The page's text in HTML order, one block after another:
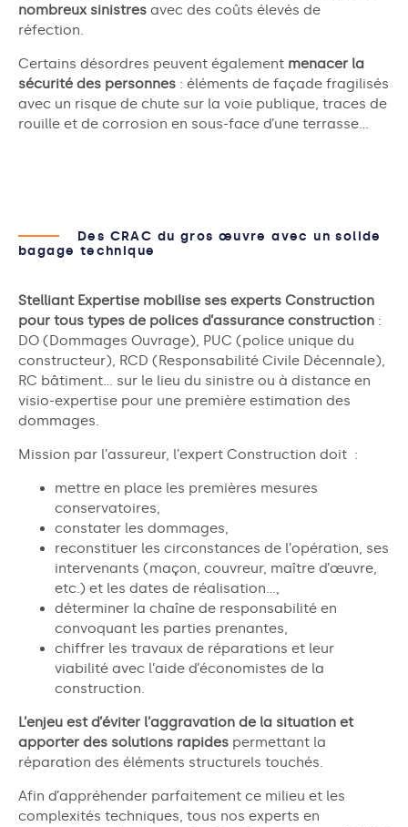
nombreux sinistres avec des coûts élevés de
réfection.
Certains désordres peuvent également menacer la
sécurité des personnes : éléments de façade fragilisés
avec un risque de chute sur la voie publique, traces de
rouille et de corrosion en sous-face d’une terrasse…
Des CRAC du gros œuvre avec un solide
bagage technique
Stelliant Expertise mobilise ses experts Construction
pour tous types de polices d’assurance construction :
DO (Dommages Ouvrage), PUC (police unique du
constructeur), RCD (Responsabilité Civile Décennale),
RC bâtiment… sur le lieu du sinistre ou à distance en
visio-expertise pour une première estimation des
dommages.
Mission par l’assureur, l’expert Construction doit :
mettre en place les premières mesures
conservatoires,
constater les dommages,
reconstituer les circonstances de l’opération, ses
intervenants (maçon, couvreur, maître d’œuvre,
etc.) et les dates de réalisation…,
déterminer la chaîne de responsabilité en
convoquant les parties prenantes,
chiffrer les travaux de réparations et leur
viabilité avec l’aide d’économistes de la
construction.
L’enjeu est d’éviter l’aggravation de la situation et
apporter des solutions rapides permettant la
réparation des éléments structurels touchés.
Afin d’appréhender parfaitement ce milieu et les
complexités techniques, tous nos experts en